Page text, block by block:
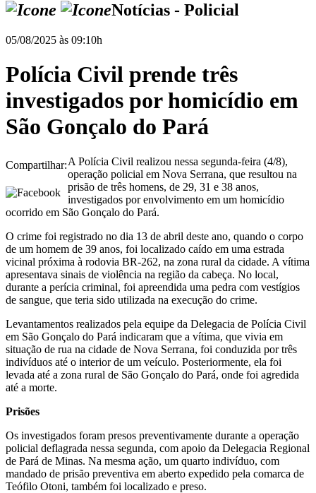
Notícias - Policial
05/08/2025 às 09:10h
Polícia Civil prende três
investigados por homicídio em
São Gonçalo do Pará
Compartilhar:A Polícia Civil realizou nessa segunda-feira (4/8),
operação policial em Nova Serrana, que resultou na
prisão de três homens, de 29, 31 e 38 anos,
investigados por envolvimento em um homicídio
ocorrido em São Gonçalo do Pará.
O crime foi registrado no dia 13 de abril deste ano, quando o corpo
de um homem de 39 anos, foi localizado caído em uma estrada
vicinal próxima à rodovia BR-262, na zona rural da cidade. A vítima
apresentava sinais de violência na região da cabeça. No local,
durante a perícia criminal, foi apreendida uma pedra com vestígios
de sangue, que teria sido utilizada na execução do crime.
Levantamentos realizados pela equipe da Delegacia de Polícia Civil
em São Gonçalo do Pará indicaram que a vítima, que vivia em
situação de rua na cidade de Nova Serrana, foi conduzida por três
indivíduos até o interior de um veículo. Posteriormente, ela foi
levada até a zona rural de São Gonçalo do Pará, onde foi agredida
até a morte.
Prisões
Os investigados foram presos preventivamente durante a operação
policial deflagrada nessa segunda, com apoio da Delegacia Regional
de Pará de Minas. Na mesma ação, um quarto indivíduo, com
mandado de prisão preventiva em aberto expedido pela comarca de
Teófilo Otoni, também foi localizado e preso.